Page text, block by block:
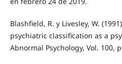
Blashfield, R. y Livesley, W.
psychiatric classification as a
Abnormal Psychology, Vol. 100,